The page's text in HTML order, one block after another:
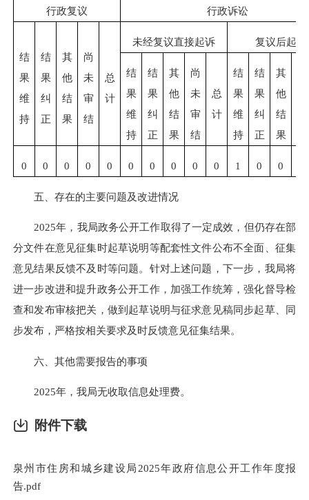
行政复议 行政诉讼
结
果
维
持
结
果
纠
正
其
他
结
果
尚
未
审
结
总
计
未经复议直接起诉 复议后起诉
结
果
维
持
结
果
纠
正
其
他
结
果
尚
未
审
结
总
计
结
果
维
持
结
果
纠
正
其
他
结
果
0 0 0 0 0 0 0 0 0 0 1 0 0
五、存在的主要问题及改进情况
2025年，我局政务公开工作取得了一定成效，但仍存在部
分文件在意见征集时起草说明等配套性文件公布不全面、征集
意见结果反馈不及时等问题。针对上述问题，下一步，我局将
进一步改进和提升政务公开工作，加强工作统筹，强化督导检
查和发布审核把关，做到起草说明与征求意见稿同步起草、同
步发布，严格按相关要求及时反馈意见征集结果。
六、其他需要报告的事项
2025年，我局无收取信息处理费。
附件下载
泉州市住房和城乡建设局2025年政府信息公开工作年度报
告.pdf